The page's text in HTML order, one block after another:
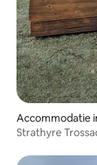
Accommodatie
Strathyre